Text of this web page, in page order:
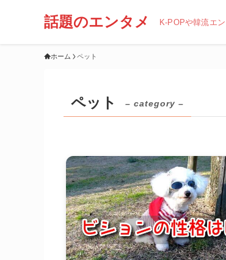
話題のエンタメ K-POPや韓流エ
ホーム ペット
ペット – category –